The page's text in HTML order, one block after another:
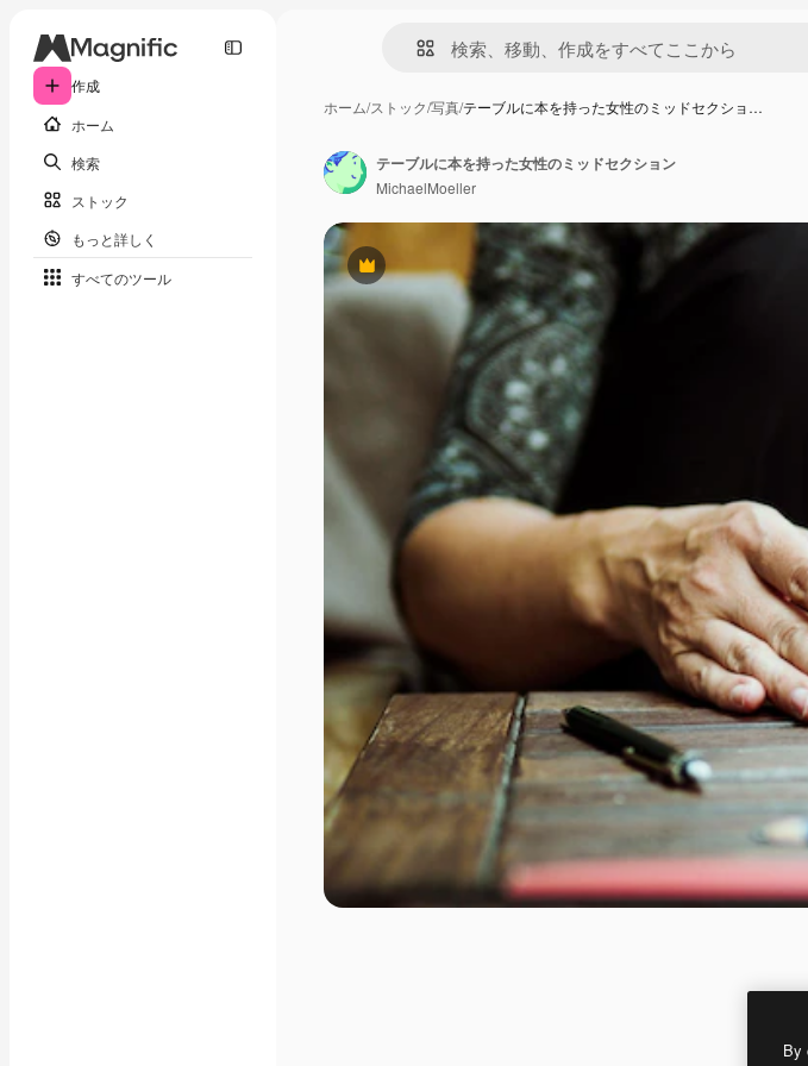
作成
ホーム
検索
ストック
もっと詳しく
すべてのツール
ホーム/ストック/写真/テーブルに本を持った女性のミッドセクショ…
Premium
テーブルに本を持った女性のミッドセクション
MichaelMoeller
By